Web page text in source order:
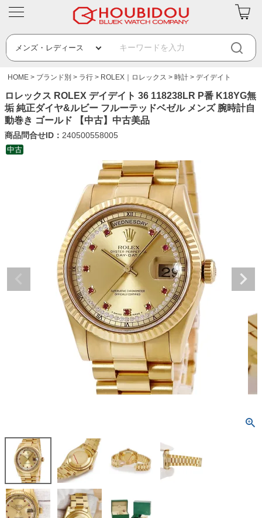
HOME ブランド別 ラ行 ROLEX｜ロレックス 時計 デイデイト
ロレックス ROLEX デイデイト 36 118238LR P番 K18YG無
垢 純正ダイヤ&ルビー フルーテッドベゼル メンズ 腕時計自
動巻き ゴールド 【中古】中古美品
商品問合せID： 240500558005
中古